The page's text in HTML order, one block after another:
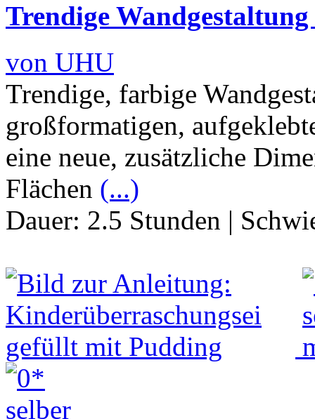
Trendige
von UHU
Trendige, farbige
großformatigen,
eine neue, zusätzliche
Flächen (...)
Dauer: 2.5 Stunden |